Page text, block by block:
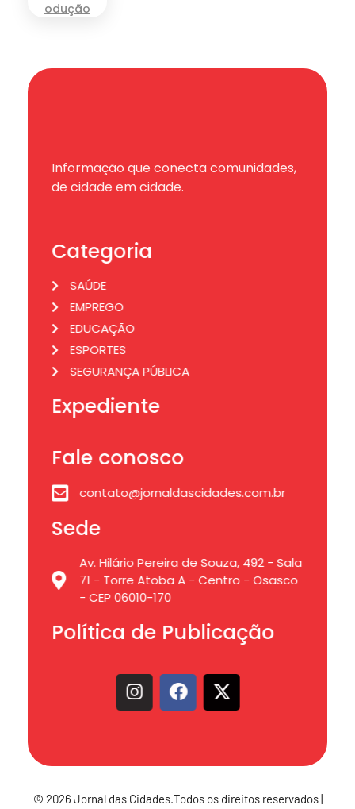
Informação que conecta comunidades,
de cidade em cidade.
Categoria
SAÚDE
EMPREGO
EDUCAÇÃO
ESPORTES
SEGURANÇA PÚBLICA
Expediente
Fale conosco
contato@jornaldascidades.com.br
Sede
Av. Hilário Pereira de Souza, 492 - Sala
71 - Torre Atoba A - Centro - Osasco
- CEP 06010-170
Política de Publicação
© 2026 Jornal das Cidades.Todos os direitos reservados |